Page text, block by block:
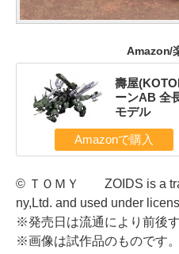
Amazon/
壽屋
ーンAB 全
モデル
Amazonで購入
© ＴＯＭＹ ZOIDS is a
ny,Ltd. and used under
※発売日は流通により前後
※画像は試作品のものです